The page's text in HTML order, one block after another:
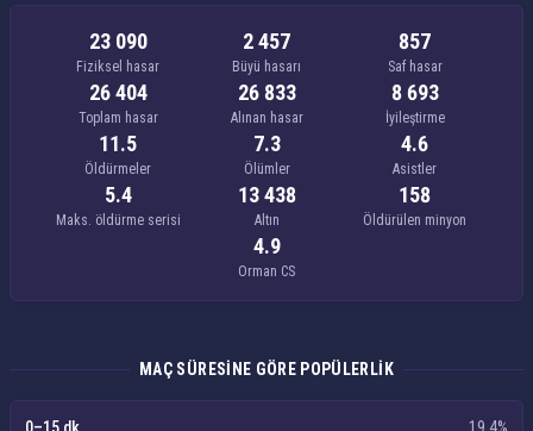
23 090
Fiziksel hasar
2 457
Büyü hasarı
857
Saf hasar
26 404
Toplam hasar
26 833
Alınan hasar
8 693
İyileştirme
11.5
Öldürmeler
7.3
Ölümler
4.6
Asistler
5.4
Maks. öldürme serisi
13 438
Altın
158
Öldürülen minyon
4.9
Orman CS
MAÇ SÜRESINE GÖRE POPÜLERLIK